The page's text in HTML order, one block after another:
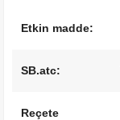
Etkin madde:
SB.atc:
Reçete